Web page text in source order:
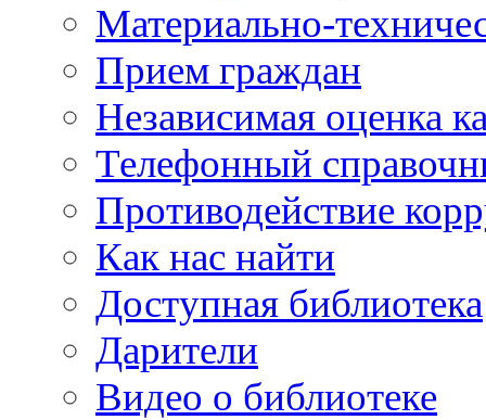
Материально-
Прием граждан
Независимая оценка
Телефонный
Противодействие
Как нас найти
Доступная библиотека
Дарители
Видео о библиотеке